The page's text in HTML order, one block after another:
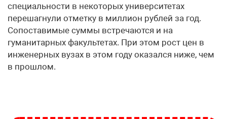
специальности в некоторых университетах
перешагнули отметку в миллион рублей за год.
Сопоставимые суммы встречаются и на
гуманитарных факультетах. При этом рост цен в
инженерных вузах в этом году оказался ниже, чем
в прошлом.